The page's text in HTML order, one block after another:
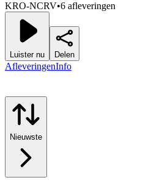
KRO-NCRV•6 afleveringen
Luister nu Delen
AfleveringenInfo
Nieuwste